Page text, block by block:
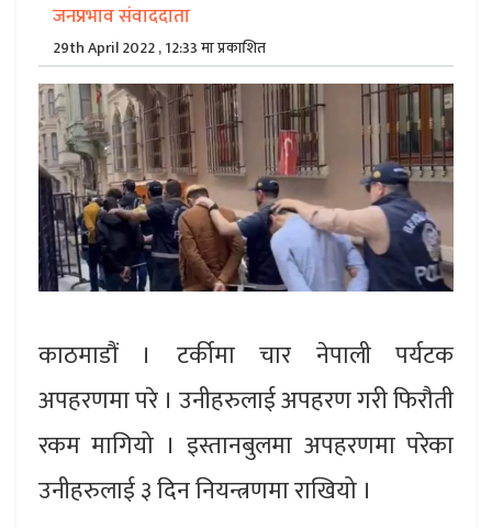
जनप्रभाव संवाददाता
29th April 2022 , 12:33 मा प्रकाशित
काठमाडौं । टर्कीमा चार नेपाली पर्यटक
अपहरणमा परे । उनीहरुलाई अपहरण गरी फिरौती
रकम मागियो । इस्तानबुलमा अपहरणमा परेका
उनीहरुलाई ३ दिन नियन्त्रणमा राखियो ।